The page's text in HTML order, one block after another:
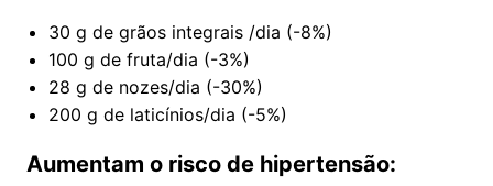
30 g de grãos integrais /dia (-8%)
100 g de fruta/dia (-3%)
28 g de nozes/dia (-30%)
200 g de laticínios/dia (-5%)
Aumentam o risco de hipertensão: